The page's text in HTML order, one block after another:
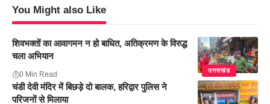
You Might also Like
उत्तराखंड
शिवभक्तों का आवागमन न हो बाधित, अतिक्रमण के विरुद्ध
चला अभियान
0 Min Read
चंडी देवी मंदिर में बिछड़े दो बालक, हरिद्वार पुलिस ने
परिजनों से मिलाया